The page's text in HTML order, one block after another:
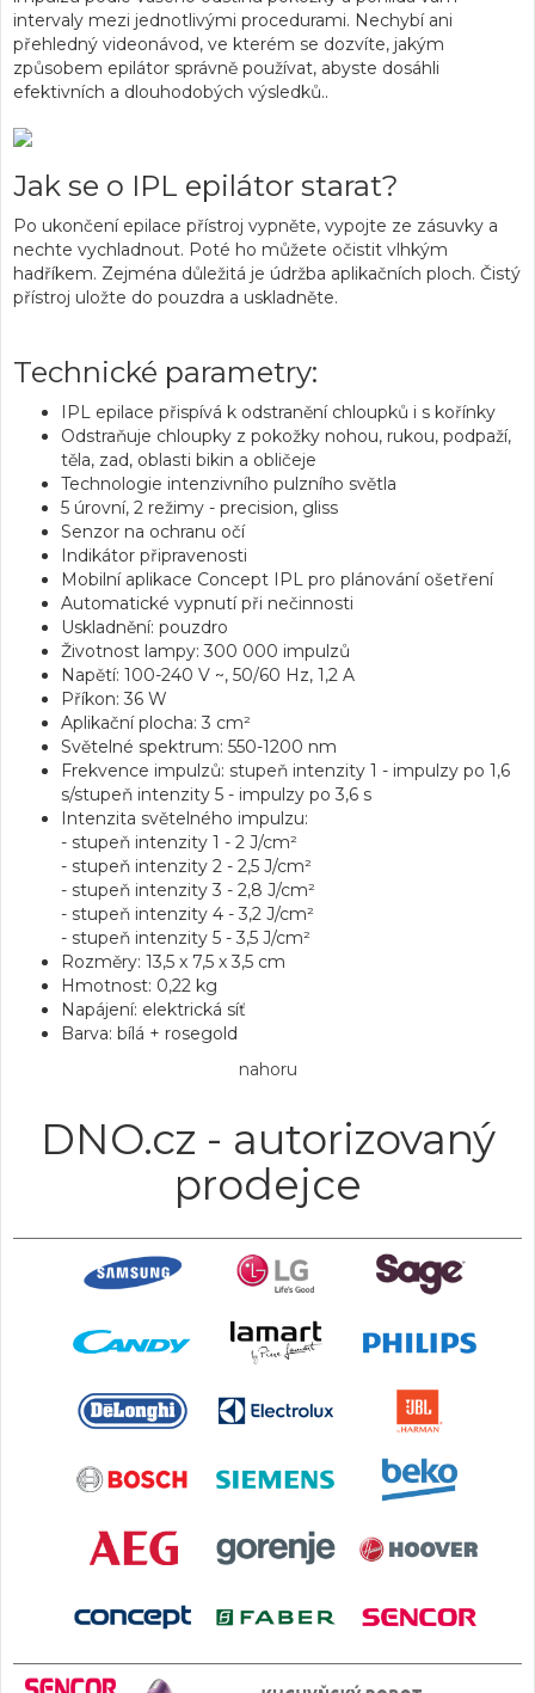
intervaly mezi jednotlivými procedurami. Nechybí ani
přehledný videonávod, ve kterém se dozvíte, jakým
způsobem epilátor správně používat, abyste dosáhli
efektivních a dlouhodobých výsledků..
Jak se o IPL epilátor starat?
Po ukončení epilace přístroj vypněte, vypojte ze zásuvky a
nechte vychladnout. Poté ho můžete očistit vlhkým
hadříkem. Zejména důležitá je údržba aplikačních ploch. Čistý
přístroj uložte do pouzdra a uskladněte.
Technické parametry:
IPL epilace přispívá k odstranění chloupků i s kořínky
Odstraňuje chloupky z pokožky nohou, rukou, podpaží,
těla, zad, oblasti bikin a obličeje
Technologie intenzivního pulzního světla
5 úrovní, 2 režimy - precision, gliss
Senzor na ochranu očí
Indikátor připravenosti
Mobilní aplikace Concept IPL pro plánování ošetření
Automatické vypnutí při nečinnosti
Uskladnění: pouzdro
Životnost lampy: 300 000 impulzů
Napětí: 100-240 V ~, 50/60 Hz, 1,2 A
Příkon: 36 W
Aplikační plocha: 3 cm²
Světelné spektrum: 550-1200 nm
Frekvence impulzů: stupeň intenzity 1 - impulzy po 1,6
s/stupeň intenzity 5 - impulzy po 3,6 s
Intenzita světelného impulzu:
- stupeň intenzity 1 - 2 J/cm²
- stupeň intenzity 2 - 2,5 J/cm²
- stupeň intenzity 3 - 2,8 J/cm²
- stupeň intenzity 4 - 3,2 J/cm²
- stupeň intenzity 5 - 3,5 J/cm²
Rozměry: 13,5 x 7,5 x 3,5 cm
Hmotnost: 0,22 kg
Napájení: elektrická síť
Barva: bílá + rosegold
nahoru
DNO.cz - autorizovaný
prodejce